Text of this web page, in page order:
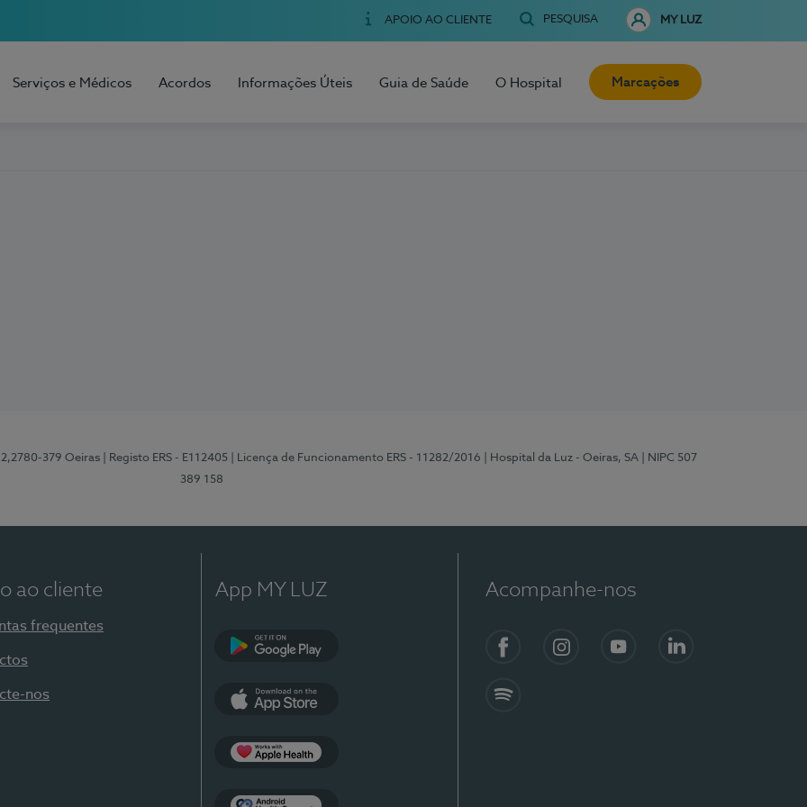
APOIO AO CLIENTE PESQUISA MY LUZ
Serviços e Médicos Acordos Informações Úteis Guia de Saúde O Hospital Marcações
379 Oeiras | Registo ERS - E112405 | Licença de Funcionamento ERS - 11282/2016 | Hospital da Luz - Oeiras, SA
| NIPC 507
389 158
ao cliente
frequentes
nos
App MY LUZ Acompanhe-nos